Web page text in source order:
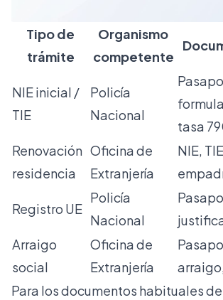
Tipo de
trámite
Organismo
competente
NIE inicial /
TIE
Policía
Nacional
tasa
Renovación
residencia
Oficina de
Extranjería
NIE,
Registro UE
Policía
Nacional
Arraigo
social
Oficina de
Extranjería
Para losdocumentos habituales